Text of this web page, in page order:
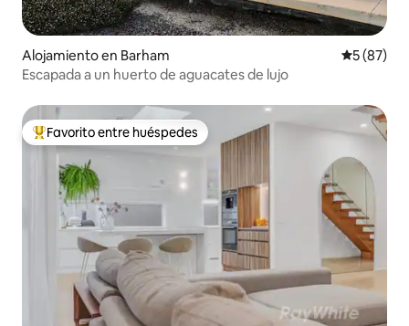
Alojamiento en Barham
5 (87)
Escapada a un huerto de aguacates de lujo
Favorito entre huéspedes preferido
Favorito entre huéspedes